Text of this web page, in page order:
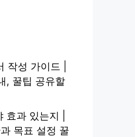
작성 가이드 |
, 꿀팁 공유할
효과 있는지 |
목표 설정 꿀